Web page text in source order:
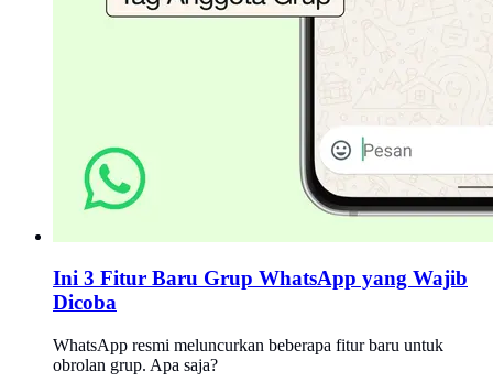
Ini 3 Fitur Baru Grup WhatsApp yang Wajib
Dicoba
WhatsApp resmi meluncurkan beberapa fitur baru untuk
obrolan grup. Apa saja?